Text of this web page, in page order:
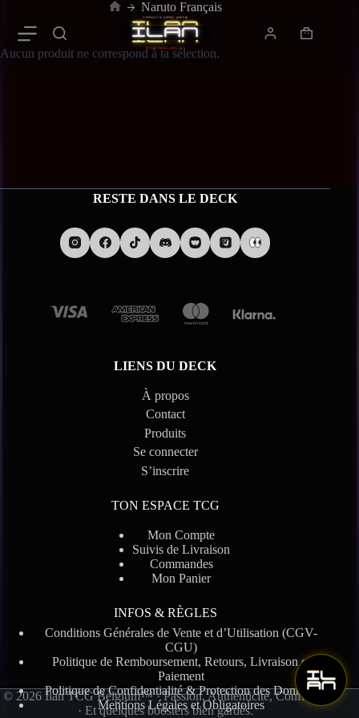
Naruto Français
Aucun produit ne correspond à ta sélection.
RESTE DANS LE DECK
LIENS DU DECK
À propos
Contact
Produits
Se connecter
S’inscrire
TON ESPACE TCG
Mon Compte
Suivis de Livraison
Commandes
Mon Panier
INFOS & RÈGLES
Conditions Générales de Vente et d’Utilisation (CGV-
CGU)
Politique de Remboursement, Retours, Livraison et
Paiement
Politique de Confidentialité & Protection des Données
Mentions Légales et Obligatoires
© 2026 Ilan TCG Belgium™ · Passion, Authenticité, Confiance
· Et quelques boosters bien gardés.